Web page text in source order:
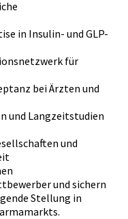
in Insulin- und GLP-
für
bei Ärzten und
und Langzeitstudien
und
und sichern
Stellung in